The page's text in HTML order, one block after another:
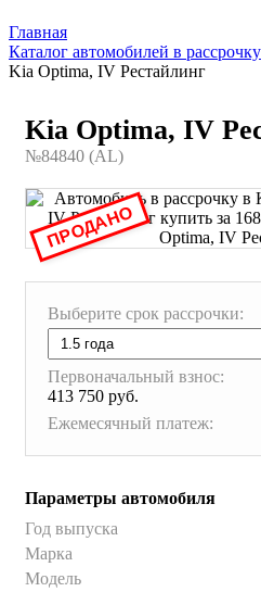
Главная
Каталог автомобилей в рассрочку
Kia Optima, IV Рестайлинг
Kia Optima, IV
№84840 (AL)
Выберите срок рассрочки:
Первоначальный взнос:
413 750 руб.
Ежемесячный платеж:
Параметры автомобиля
Год выпуска
Марка
Модель
ПРОДАНО